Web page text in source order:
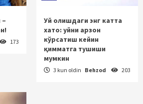
–
173
Уй олишдаги энг катта
хато: уйни арзон
кўрсатиш кейин
қимматга тушиши
мумкин
3 kun oldin Behzod 203